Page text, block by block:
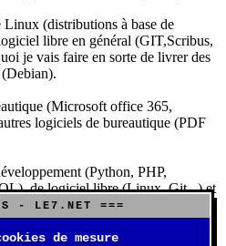
Linux (distributions à base de
libre en général (GIT,Scribus,
je vais faire en sorte de livrer des
(Microsoft office 365,
logiciels de bureautique (PDF
(Python, PHP,
de logiciel libre (Linux, Git...) et
sociétés (Risk, Uno, Scrabble...),
- LE7.NET ===
de mesure